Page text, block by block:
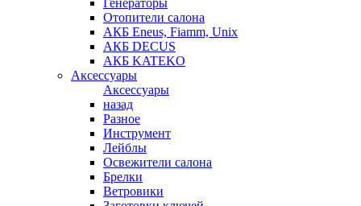
Генераторы
Отопители салона
АКБ Eneus, Fiamm, Unix
АКБ DECUS
АКБ KATEKO
Аксессуары
Аксессуары
назад
Разное
Инструмент
Лейблы
Освежители салона
Брелки
Ветровики